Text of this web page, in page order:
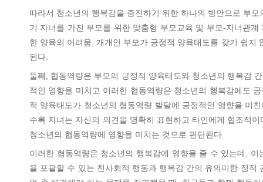
따라서 청소년의 행복감을 증진하기 위한 하나의 방안으로 부
기 자녀를 가진 부모를 위한 맞춤형 부모교육 및 부모-자녀관
한 양육의 어려움, 개개인 부모가 긍정적 양육태도를 갖기 쉽
된다.
둘째, 협동역량은 부모의 긍정적 양육태도와 청소년의 행복감
적인 영향을 미치고 이러한 협동역량은 청소년의 행복감에도
적 양육태도가 청소년의 협동역량 발달에 긍정적인 영향을 미
수록 자녀는 자신의 의견을 명확히 표현하고 타인에게 협조적
청소년의 협동역량에 영향을 미치는 것으로 판단된다.
이러한 협동역량은 청소년의 행복감에 영향을 줄 수 있는데,
을 포괄할 수 있는 친사회적 행동과 행복감 간의 유의미한 정적